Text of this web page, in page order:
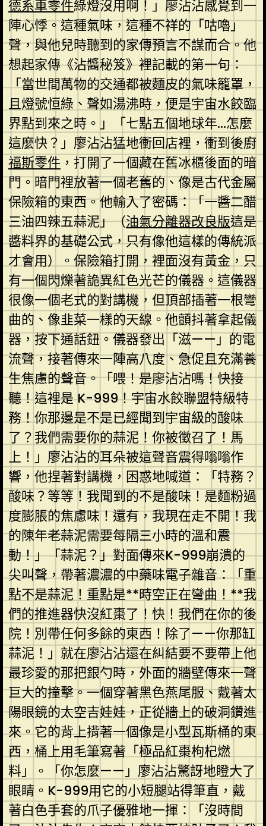
德系車零件綠燈沒用啊！」廖沾沾感覺到一
陣心悸。這種氣味，這種不祥的「咕嚕」
聲，與他兒時聽到的家傳預言不謀而合。他
想起家傳《沾醬秘笈》裡記載的第一句：
「當世間萬物的交通都被麵皮的氣味籠罩，
且燈號恒綠、聲如湯沸時，便是宇宙水餃臨
界點到來之時。」「七點五個地球年…怎麼
這麼快？」廖沾沾猛地衝回店裡，衝到後廚
福斯零件 ，打開了一個藏在舊冰櫃後面的暗
門。暗門裡放著一個老舊的、像是古代金屬
保險箱的東西。他輸入了密碼：「一醬二醋
三油四辣五蒜泥」（油氣分離器改良版這是
醬料界的基礎公式，只有像他這樣的傳統派
才會用）。保險箱打開，裡面沒有黃金，只
有一個閃爍著詭異紅色光芒的儀器。這儀器
很像一個老式的對講機，但頂部插著一根彎
曲的、像韭菜一樣的天線。他顫抖著拿起儀
器，按下通話鈕。儀器發出「滋——」的電
流聲，接著傳來一陣高八度、急促且充滿養
生焦慮的聲音。「喂！是廖沾沾嗎！快接
聽！這裡是 K-999！宇宙水餃聯盟特級特
務！你那邊是不是已經聞到宇宙級的酸味
了？我們需要你的蒜泥！你被徵召了！馬
上！」廖沾沾的耳朵被這聲音震得嗡嗡作
響，他捏著對講機，困惑地喊道：「特務？
酸味？等等！我聞到的不是酸味！是麵粉過
度膨脹的焦慮味！還有，我現在走不開！我
的陳年老蒜泥需要每隔三小時的溫和震
動！」「蒜泥？」對面傳來K-999崩潰的
尖叫聲，帶著濃濃的中藥味電子雜音：「重
點不是蒜泥！重點是**時空正在彎曲！**我
們的推進器快沒紅棗了！快！我們在你的後
院！別帶任何多餘的東西！除了——你那缸
蒜泥！」就在廖沾沾還在糾結要不要帶上他
最珍愛的那把銀勺時，外面的牆壁傳來一聲
巨大的撞擊。一個穿著黑色燕尾服、戴著太
陽眼鏡的太空吉娃娃，正從牆上的破洞鑽進
來。它的背上揹著一個像是小型瓦斯桶的東
西，桶上用毛筆寫著「極品紅棗枸杞燃
料」。「你怎麼——」廖沾沾驚訝地瞪大了
眼睛。K-999用它的小短腿站得筆直，戴
著白色手套的爪子優雅地一揮：「沒時間